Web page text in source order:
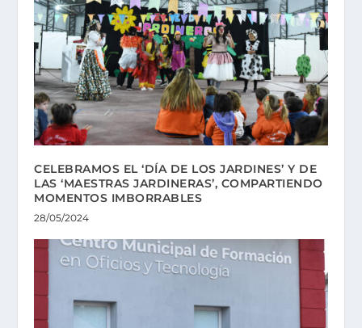
CELEBRAMOS EL ‘DÍA DE LOS JARDINES’ Y DE
LAS ‘MAESTRAS JARDINERAS’, COMPARTIENDO
MOMENTOS IMBORRABLES
28/05/2024